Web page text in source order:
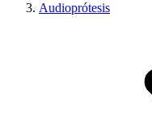
Audioprótesis